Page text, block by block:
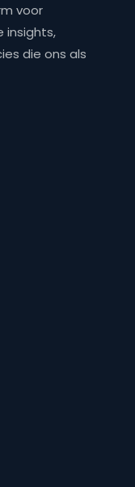
voor
insights,
die ons als